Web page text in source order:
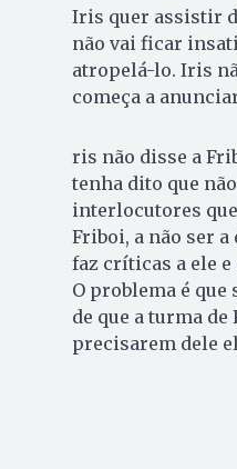
Iris quer assistir
não vai ficar
atropelá-lo. Iris
começa a
ris não disse a
tenha dito que
interlocutores
Friboi, a não ser
faz críticas a ele
O problema é
de que a turma
precisarem dele